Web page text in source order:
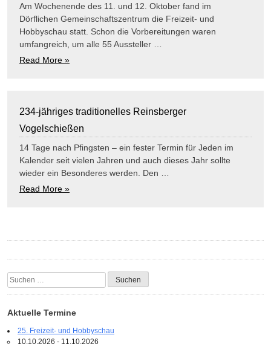
Am Wochenende des 11. und 12. Oktober fand im
Dörflichen Gemeinschaftszentrum die Freizeit- und
Hobbyschau statt. Schon die Vorbereitungen waren
umfangreich, um alle 55 Aussteller …
Read More »
234-jähriges traditionelles Reinsberger
Vogelschießen
14 Tage nach Pfingsten – ein fester Termin für Jeden im
Kalender seit vielen Jahren und auch dieses Jahr sollte
wieder ein Besonderes werden. Den …
Read More »
Suchen
nach:
Aktuelle Termine
25. Freizeit- und Hobbyschau
10.10.2026 - 11.10.2026